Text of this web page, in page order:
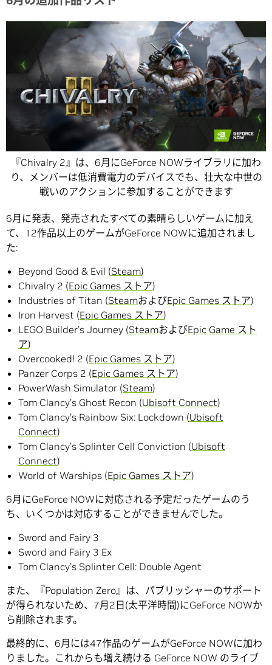
『Chivalry 2』は、6月にGeForce NOWライブラリに加わ
り、メンバーは低消費電力のデバイスでも、壮大な中世の
戦いのアクションに参加することができます
6月に発表、発売されたすべての素晴らしいゲームに加え
て、12作品以上のゲームがGeForce NOWに追加されまし
た:
Beyond Good & Evil (Steam)
Chivalry 2 (Epic Games ストア)
Industries of Titan (SteamおよびEpic Games ストア)
Iron Harvest (Epic Games ストア)
LEGO Builder’s Journey (SteamおよびEpic Game スト
ア)
Overcooked! 2 (Epic Games ストア)
Panzer Corps 2 (Epic Games ストア)
PowerWash Simulator (Steam)
Tom Clancy’s Ghost Recon (Ubisoft Connect)
Tom Clancy’s Rainbow Six: Lockdown (Ubisoft
Connect)
Tom Clancy’s Splinter Cell Conviction (Ubisoft
Connect)
World of Warships (Epic Games ストア)
6月にGeForce NOWに対応される予定だったゲームのう
ち、いくつかは対応することができませんでした。
Sword and Fairy 3
Sword and Fairy 3 Ex
Tom Clancy’s Splinter Cell: Double Agent
また、『Population Zero』は、パブリッシャーのサポート
が得られないため、7月2日(太平洋時間)にGeForce NOWか
ら削除されます。
最終的に、6月には47作品のゲームがGeForce NOWに加わ
りました。これからも増え続ける GeForce NOW のライブ